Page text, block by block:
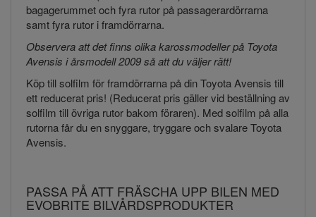
bagagerummet och fyra rutor på passagerardörrarna
samt fyra rutor i framdörrarna.
Observera att det finns olika karossmodeller på Toyota
Avensis i årsmodell 2009 så att du väljer rätt!
Köp till solfilm för framdörrarna på din Toyota Avensis till
ett reducerat pris! (Reducerat pris gäller vid beställning av
solfilm till övriga rutor bakom föraren). Med solfilm på alla
rutorna får du en snyggare, tryggare och svalare Toyota
Avensis.
PASSA PÅ ATT FRÄSCHA UPP BILEN MED
EVOBRITE BILVÅRDSPRODUKTER